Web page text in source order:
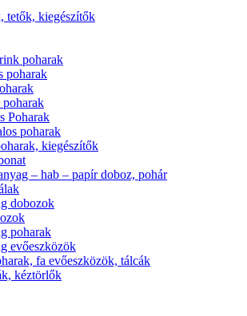
tetők, kiegészítők
poharak
poharak
poharak
Poharak
poharak
kiegészítők
– hab – papír doboz, pohár
dobozok
poharak
evőeszközök
fa evőeszközök, tálcák
kéztörlők